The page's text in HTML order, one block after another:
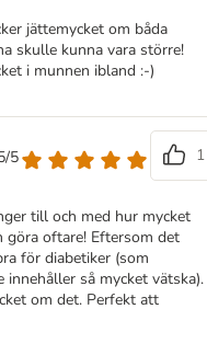
jättemycket om båda
skulle kunna vara större!
i munnen ibland :-)
5
1
till och med hur mycket
göra oftare! Eftersom det
för diabetiker (som
så mycket vätska).
om det. Perfekt att